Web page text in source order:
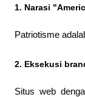
1. Narasi
Patriotisme
2. Eksekusi
Situs web